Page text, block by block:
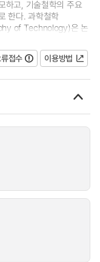
하고, 기술철학의 주요
한다. 과학철학
of Technology)은 논
접수 이용방법